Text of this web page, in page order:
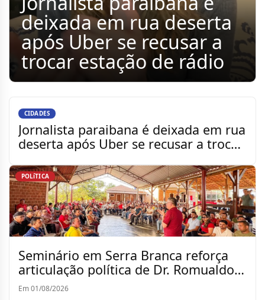
CIDADES
Jornalista paraibana é deixada em rua
deserta após Uber se recusar a trocar
POLíTICA
Seminário em Serra Branca reforça
articulação política de Dr. Romualdo
para a reeleição
Em 01/08/2026
para construção do
Portal de Entrada do
município